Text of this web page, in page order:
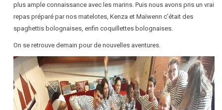
plus ample connaissance avec les marins. Puis nous avons pris un vrai
repas préparé par nos matelotes, Kenza et Maïwenn c’était des
spaghettis bolognaises, enfin coquillettes bolognaises.
On se retrouve demain pour de nouvelles aventures.